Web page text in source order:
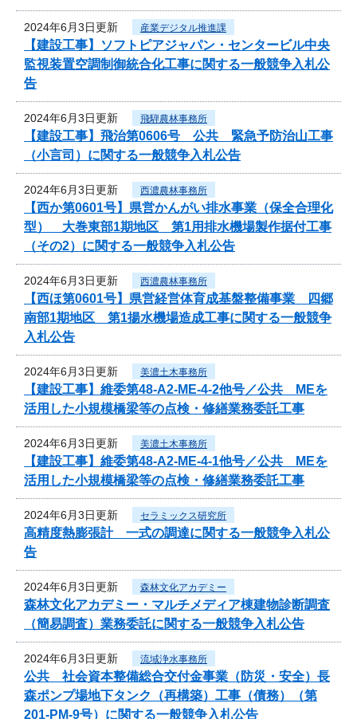
2024年6月3日更新 産業デジタル推進課
【建設工事】ソフトピアジャパン・センタービル中央
監視装置空調制御統合化工事に関する一般競争入札公
告
2024年6月3日更新 飛騨農林事務所
【建設工事】飛治第0606号 公共 緊急予防治山工事
（小言司）に関する一般競争入札公告
2024年6月3日更新 西濃農林事務所
【西か第0601号】県営かんがい排水事業（保全合理化
型） 大巻東部1期地区 第1用排水機場製作据付工事
（その2）に関する一般競争入札公告
2024年6月3日更新 西濃農林事務所
【西ほ第0601号】県営経営体育成基盤整備事業 四郷
南部1期地区 第1揚水機場造成工事に関する一般競争
入札公告
2024年6月3日更新 美濃土木事務所
【建設工事】維委第48-A2-ME-4-2他号／公共 MEを
活用した小規模橋梁等の点検・修繕業務委託工事
2024年6月3日更新 美濃土木事務所
【建設工事】維委第48-A2-ME-4-1他号／公共 MEを
活用した小規模橋梁等の点検・修繕業務委託工事
2024年6月3日更新 セラミックス研究所
高精度熱膨張計 一式の調達に関する一般競争入札公
告
2024年6月3日更新 森林文化アカデミー
森林文化アカデミー・マルチメディア棟建物診断調査
（簡易調査）業務委託に関する一般競争入札公告
2024年6月3日更新 流域浄水事務所
公共 社会資本整備総合交付金事業（防災・安全）長
森ポンプ場地下タンク（再構築）工事（債務）（第
201-PM-9号）に関する一般競争入札公告